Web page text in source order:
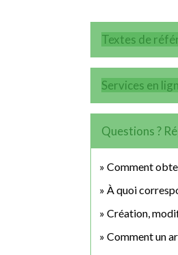
Textes de
Services en
Questions ?
Comment
À quoi
Création,
Comment un